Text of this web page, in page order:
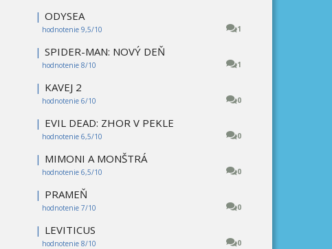
| ODYSEA
1
hodnotenie 9,5/10
| SPIDER-MAN: NOVÝ DEŇ
1
hodnotenie 8/10
| KAVEJ 2
0
hodnotenie 6/10
| EVIL DEAD: ZHOR V PEKLE
0
hodnotenie 6,5/10
| MIMONI A MONŠTRÁ
0
hodnotenie 6,5/10
| PRAMEŇ
0
hodnotenie 7/10
| LEVITICUS
0
hodnotenie 8/10